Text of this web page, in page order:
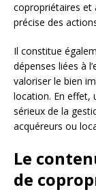
copropriétaires et
précise des
Il constitue
dépenses liées à
valoriser le bien
location. En effet,
sérieux de la
acquéreurs ou
Le
de